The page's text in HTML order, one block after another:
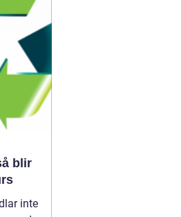
för hur
inte